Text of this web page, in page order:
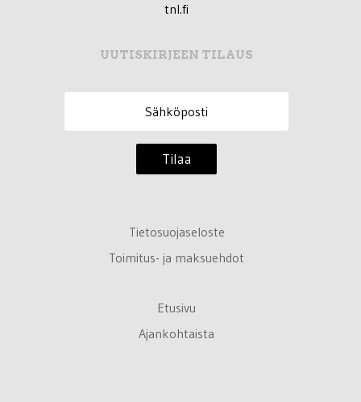
tnl.fi
UUTISKIRJEEN TILAUS
Tilaa
Tietosuojaseloste
Toimitus- ja maksuehdot
Etusivu
Ajankohtaista